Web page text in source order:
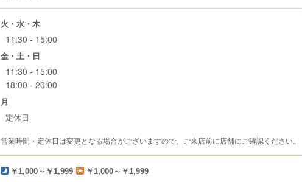
火・水・木
11:30 - 15:00
金・土・日
11:30 - 15:00
18:00 - 20:00
月
定休日
営業時間・定休日は変更となる場合がございますので、ご来店前に店舗にご確認ください。
￥1,000～￥1,999 ￥1,000～￥1,999